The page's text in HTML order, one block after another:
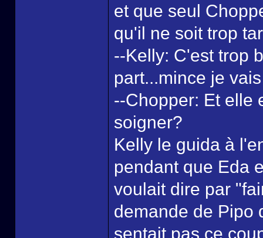
et que seul
qu'il ne soit trop
--Kelly: C'est trop
part...mince je
--Chopper: Et elle
soigner?
Kelly le guida à
pendant que Eda
voulait dire par
demande de Pipo
sentait pas ce